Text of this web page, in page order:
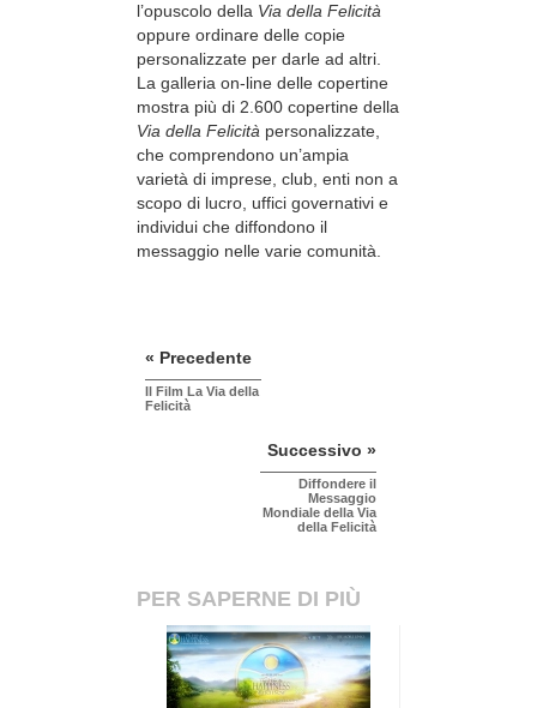
l’opuscolo della Via della Felicità
oppure ordinare delle copie
personalizzate per darle ad altri.
La galleria on-line delle copertine
mostra più di 2.600 copertine della
Via della Felicità personalizzate,
che comprendono un’ampia
varietà di imprese, club, enti non a
scopo di lucro, uffici governativi e
individui che diffondono il
messaggio nelle varie comunità.
« Precedente
Il Film La Via della
Felicità
Successivo »
Diffondere il
Messaggio
Mondiale della Via
della Felicità
PER SAPERNE DI PIÙ